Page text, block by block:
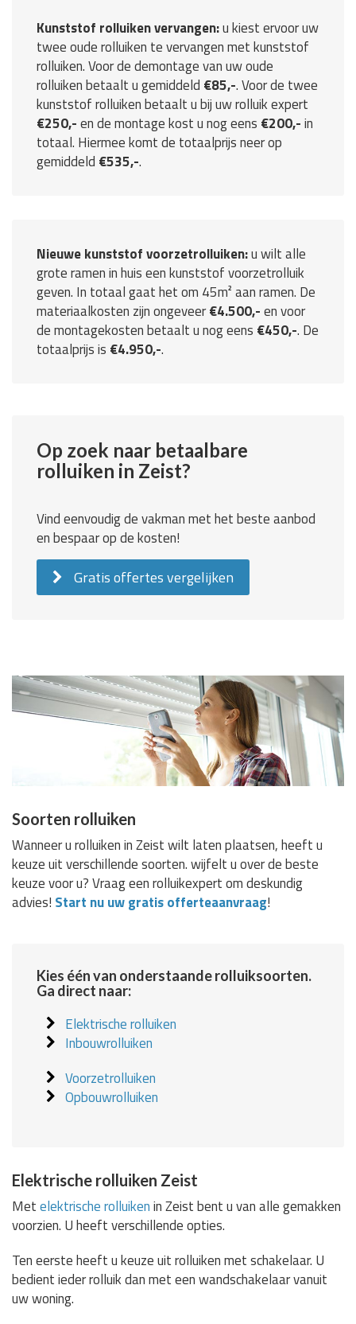
Kunststof rolluiken vervangen:u kiest ervoor uw
twee oude rolluiken te vervangen met kunststof
rolluiken. Voor de demontage van uw oude
rolluiken betaalt u gemiddeld €85,-. Voor de twee
kunststof rolluiken betaalt u bij uw rolluik expert
€250,-en de montage kost u nog eens €200,-in
totaal. Hiermee komt de totaalprijs neer op
gemiddeld €535,-.
Nieuwe kunststof voorzetrolluiken:u wilt alle
grote ramen in huis een kunststof voorzetrolluik
geven. In totaal gaat het om 45m² aan ramen. De
materiaalkosten zijn ongeveer€4.500,-en voor
de montagekosten betaalt u nog eens €450,-. De
totaalprijs is €4.950,-.
Op zoek naar betaalbare
rolluiken in Zeist?
Vind eenvoudig de vakman met het beste aanbod
en bespaar op de kosten!
Gratis offertes vergelijken
Soorten rolluiken
Wanneer u rolluiken in Zeist wilt laten plaatsen, heeft u
keuze uit verschillende soorten. wijfelt u over de beste
keuze voor u? Vraag een rolluikexpert om deskundig
advies! Start nu uw gratis offerteaanvraag!
Kies één van onderstaande rolluiksoorten.
Ga direct naar:
Elektrische rolluiken
Inbouwrolluiken
Voorzetrolluiken
Opbouwrolluiken
Elektrische rolluiken Zeist
Metelektrische rolluikenin Zeist bent u van alle gemakken
voorzien. U heeft verschillende opties.
Ten eerste heeft u keuze uit rolluiken met schakelaar. U
bedient ieder rolluik dan met een wandschakelaar vanuit
uw woning.